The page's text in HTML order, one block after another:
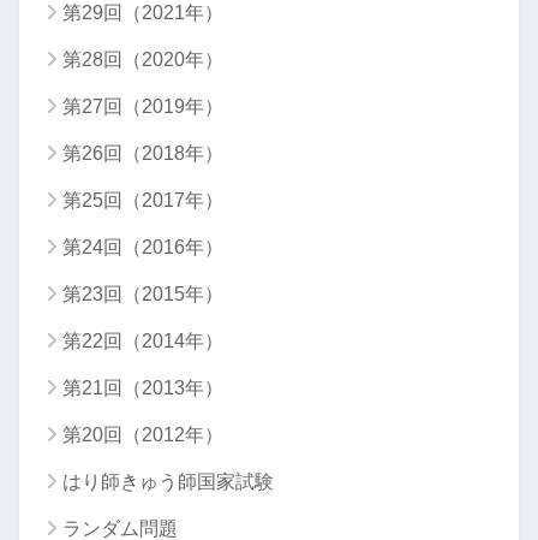
第29回（2021年）
第28回（2020年）
第27回（2019年）
第26回（2018年）
第25回（2017年）
第24回（2016年）
第23回（2015年）
第22回（2014年）
第21回（2013年）
第20回（2012年）
はり師きゅう師国家試験
ランダム問題